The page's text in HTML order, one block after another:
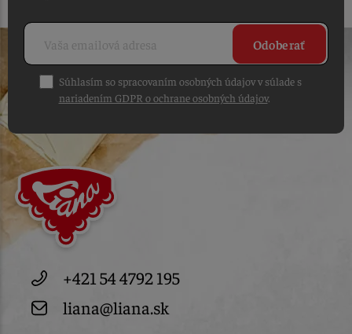
Odoberať
Súhlasím so spracovaním osobných údajov v súlade s
nariadením GDPR o ochrane osobných údajov.
+421 54 4792 195
liana@liana.sk